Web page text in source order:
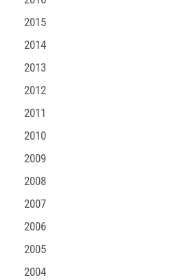
2015
2014
2013
2012
2011
2010
2009
2008
2007
2006
2005
2004